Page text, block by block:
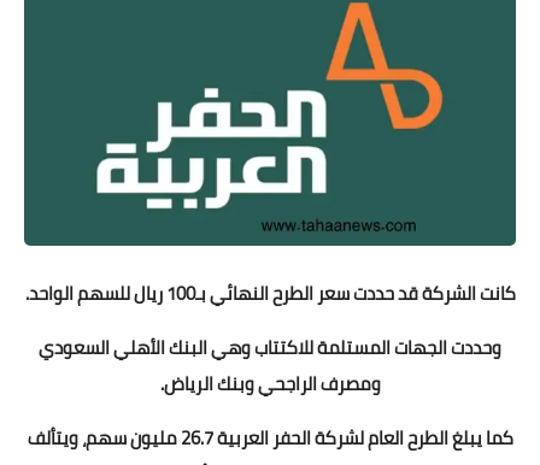
كانت الشركة قد حددت سعر الطرح النهائي بـ100 ريال للسهم الواحد.
وحددت الجهات المستلمة للاكتتاب وهي البنك الأهلي السعودي
ومصرف الراجحي وبنك الرياض.
كما يبلغ الطرح العام لشركة الحفر العربية 26.7 مليون سهم، ويتألف